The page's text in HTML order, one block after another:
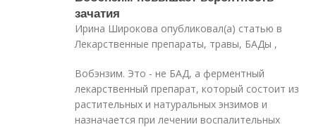
зачатия
Ирина Широкова опубликовал(а) статью в
Лекарственные препараты, травы, БАДы ,
Вобэнзим. Это - не БАД, а ферментный
лекарственный препарат, который состоит из
растительных и натуральных энзимов и
назначается при лечении воспалительных